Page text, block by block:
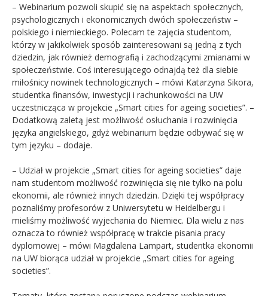
– Webinarium pozwoli skupić się na aspektach społecznych,
psychologicznych i ekonomicznych dwóch społeczeństw –
polskiego i niemieckiego. Polecam te zajęcia studentom,
którzy w jakikolwiek sposób zainteresowani są jedną z tych
dziedzin, jak również demografią i zachodzącymi zmianami w
społeczeństwie. Coś interesującego odnajdą też dla siebie
miłośnicy nowinek technologicznych – mówi Katarzyna Sikora,
studentka finansów, inwestycji i rachunkowości na UW
uczestnicząca w projekcie „Smart cities for ageing societies”. –
Dodatkową zaletą jest możliwość osłuchania i rozwinięcia
języka angielskiego, gdyż webinarium będzie odbywać się w
tym języku – dodaje.
– Udział w projekcie „Smart cities for ageing societies” daje
nam studentom możliwość rozwinięcia się nie tylko na polu
ekonomii, ale również innych dziedzin. Dzięki tej współpracy
poznaliśmy profesorów z Uniwersytetu w Heidelbergu i
mieliśmy możliwość wyjechania do Niemiec. Dla wielu z nas
oznacza to również współpracę w trakcie pisania pracy
dyplomowej – mówi Magdalena Lampart, studentka ekonomii
na UW biorąca udział w projekcie „Smart cities for ageing
societies”.